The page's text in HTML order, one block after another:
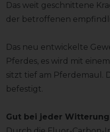
Das weit geschnittene
der betroffenen
Das neu entwickelte
Pferdes, es wird mit
sitzt tief am Pferdemaul.
befestigt.
Gut bei jeder Witterung